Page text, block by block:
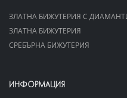
ЗЛАТНА БИЖУТЕРИЯ С
ЗЛАТНА БИЖУТЕРИЯ
СРЕБЪРНА БИЖУТЕРИЯ
ИНФОРМАЦИЯ